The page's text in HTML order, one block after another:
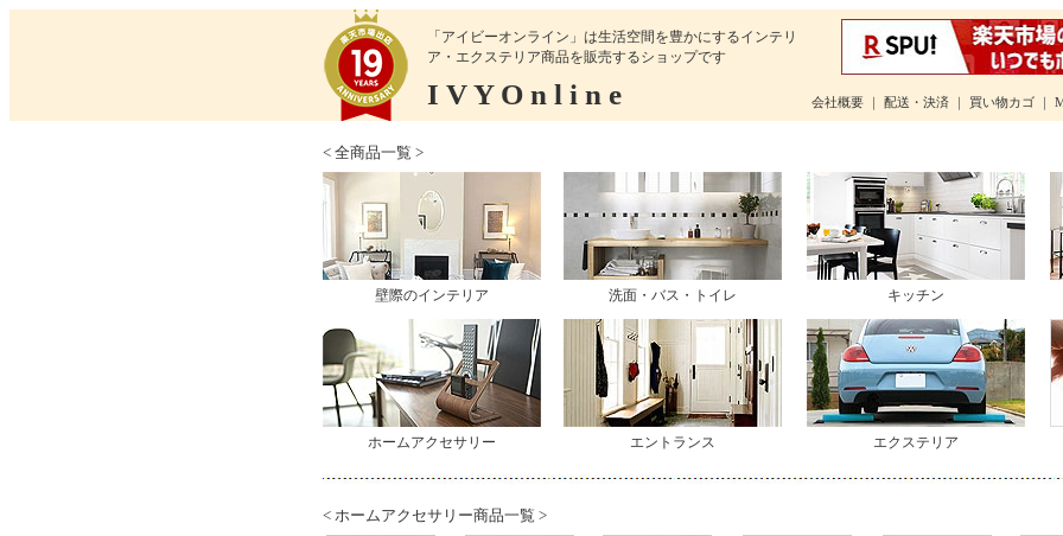
「アイビーオンライン」は生活空間を豊かにするインテリ
ア・エクステリア商品を販売するショップです
I V Y O n l i n e 会社概要｜ 配送・決済｜ 買い物カゴ｜
< 全商品一覧 >
壁際のインテリア 洗面・バス・トイレ キッチン
ホームアクセサリー エントランス エクステリア
< ホームアクセサリー商品一覧 >